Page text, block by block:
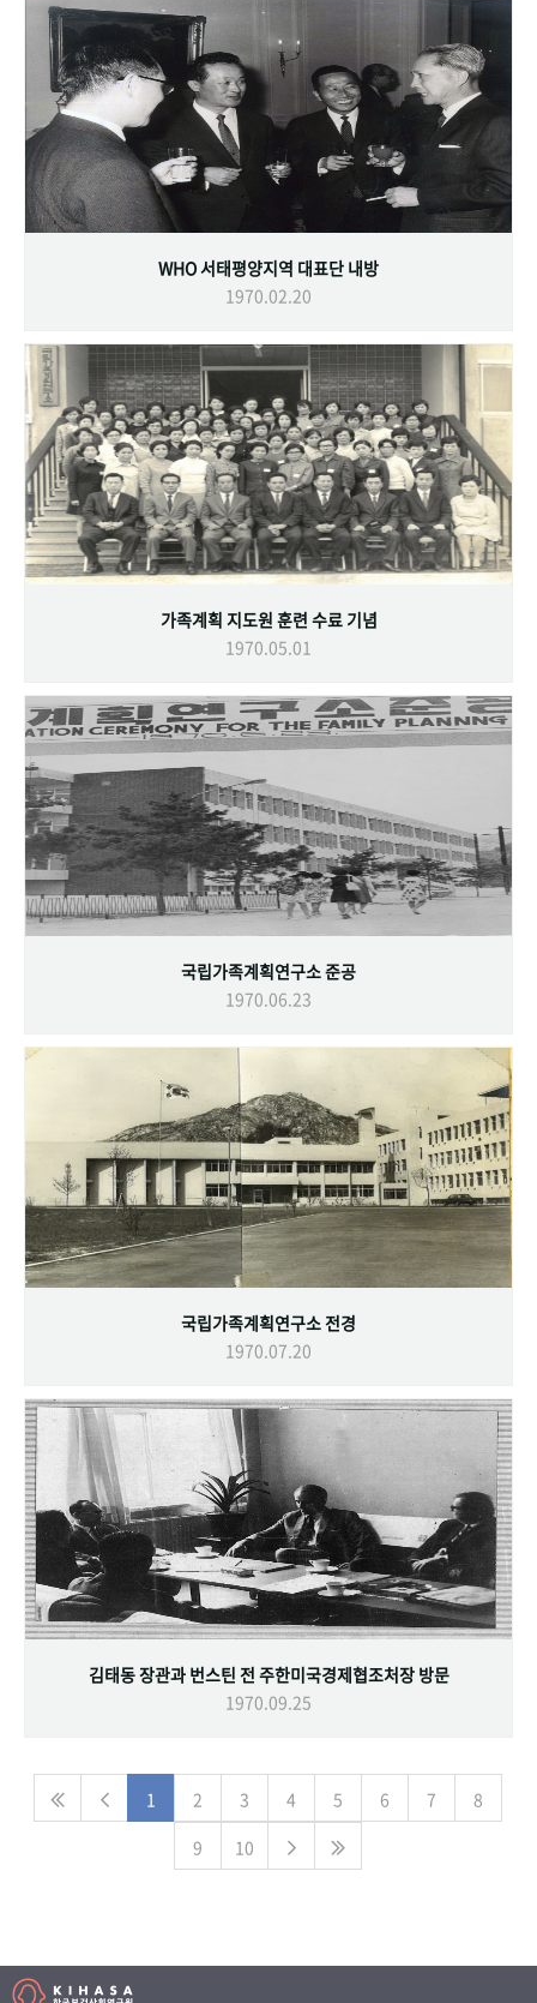
WHO 서태평양지역 대표단 내방
1970.02.20
가족계획 지도원 훈련 수료 기념
1970.05.01
국립가족계획연구소 준공
1970.06.23
국립가족계획연구소 전경
1970.07.20
김태동 장관과 번스틴 전 주한미국경제협조처장 방문
1970.09.25
1 2 3 4 5 6 7
8
9
10